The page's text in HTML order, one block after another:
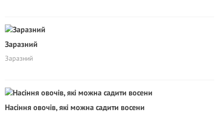
Заразний
Заразний
Насіння овочів, які можна садити восени